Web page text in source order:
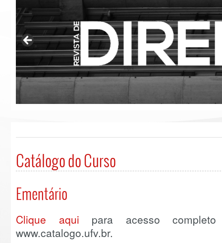
Catálogo do Curso
Ementário
Clique aqui para acesso
www.catalogo.ufv.br.